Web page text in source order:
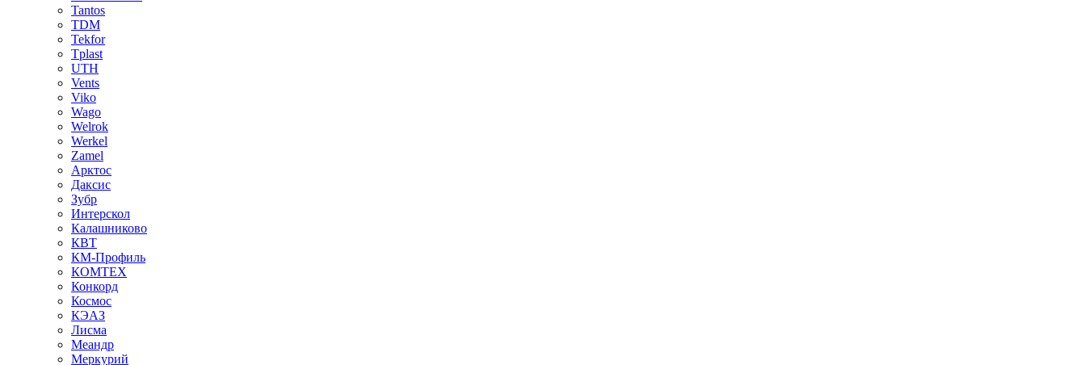
Tantos
TDM
Tekfor
Tplast
UTH
Vents
Viko
Wago
Welrok
Werkel
Zamel
Арктос
Даксис
Зубр
Интерскол
Калашниково
КВТ
КМ-Профиль
КОМТЕХ
Конкорд
Космос
КЭАЗ
Лисма
Меандр
Меркурий